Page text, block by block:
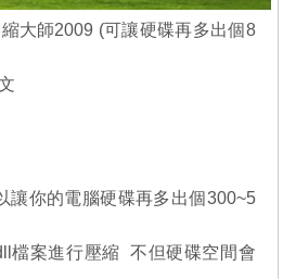
大師2009 (可讓硬碟再多出個8
讓你的電腦硬碟再多出個300~5
檔案進行壓縮 不但硬碟空間會